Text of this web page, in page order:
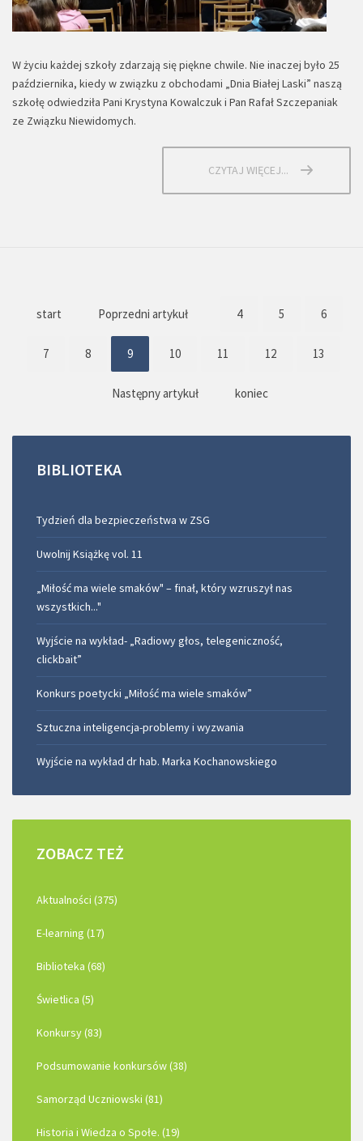
W życiu każdej szkoły zdarzają się piękne chwile. Nie inaczej było 25
października, kiedy w związku z obchodami „Dnia Białej Laski” naszą
szkołę odwiedziła Pani Krystyna Kowalczuk i Pan Rafał Szczepaniak
ze Związku Niewidomych.
CZYTAJ WIĘCEJ...
start Poprzedni artykuł 4 5 6
7 8 9 10 11 12 13
Następny artykuł koniec
BIBLIOTEKA
Tydzień dla bezpieczeństwa w ZSG
Uwolnij Książkę vol. 11
„Miłość ma wiele smaków" – finał, który wzruszył nas
wszystkich..."
Wyjście na wykład- „Radiowy głos, telegeniczność,
clickbait”
Konkurs poetycki „Miłość ma wiele smaków”
Sztuczna inteligencja-problemy i wyzwania
Wyjście na wykład dr hab. Marka Kochanowskiego
ZOBACZ TEŻ
Aktualności (375)
E-learning (17)
Biblioteka (68)
Świetlica (5)
Konkursy (83)
Podsumowanie konkursów (38)
Samorząd Uczniowski (81)
Historia i Wiedza o Społe. (19)